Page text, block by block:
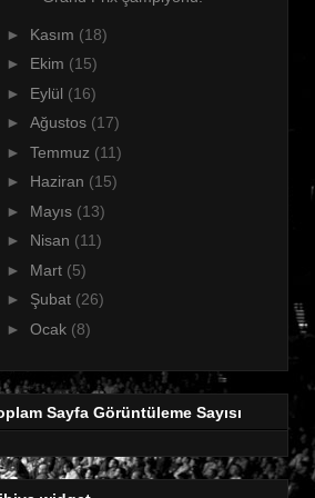
► Kasım (18)
► Ekim (15)
► Eylül (16)
► Ağustos (17)
► Temmuz (11)
► Haziran (15)
► Mayıs (13)
► Nisan (11)
► Mart (5)
► Şubat (26)
► Ocak (8)
Sayfa Görüntüleme Sayısı